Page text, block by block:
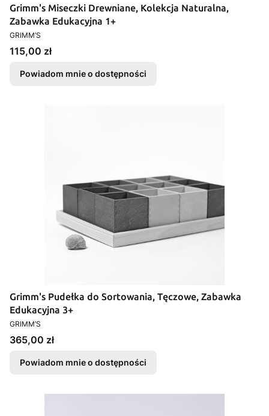
Grimm's Miseczki Drewniane, Kolekcja Naturalna,
Zabawka Edukacyjna 1+
PRODUCENT
GRIMM’S
Cena
115,00 zł
Powiadom mnie o dostępności
Grimm's Pudełka do Sortowania, Tęczowe, Zabawka
Edukacyjna 3+
PRODUCENT
GRIMM’S
Cena
365,00 zł
Powiadom mnie o dostępności